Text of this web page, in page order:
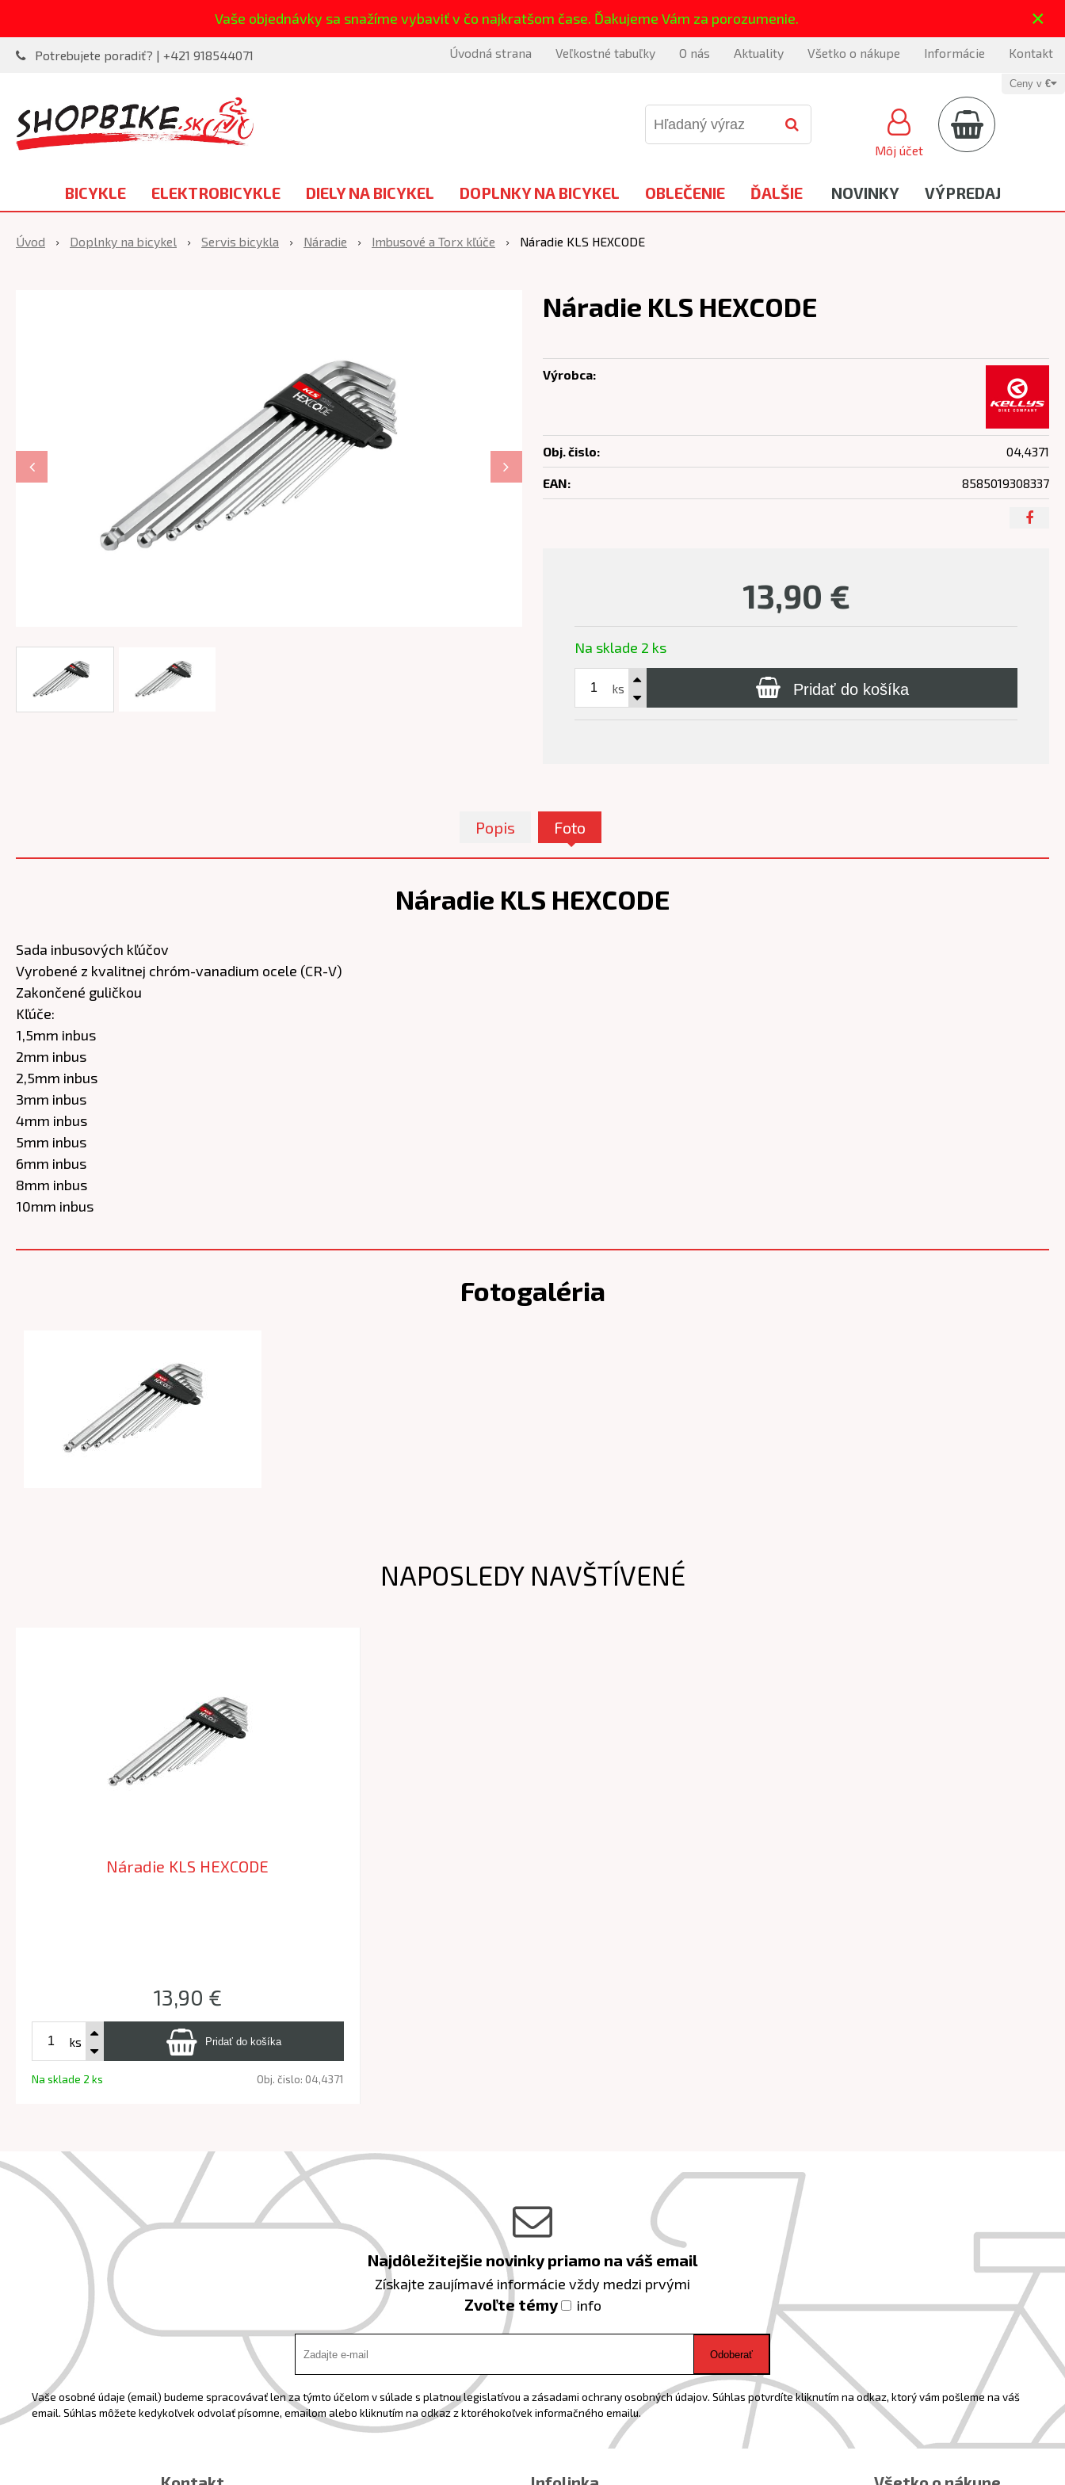
Vaše objednávky sa snažíme vybaviť v čo najkratšom čase. Ďakujeme Vám za porozumenie. ×
Potrebujete poradiť? | +421 918544071 Úvodná strana Veľkostné tabuľky O nás Aktuality Všetko o nákupe Informácie Kontakt
Môj účet
Ceny v €
BICYKLE ELEKTROBICYKLE DIELY NA BICYKEL DOPLNKY NA BICYKEL OBLEČENIE ĎALŠIE NOVINKY VÝPREDAJ
Úvod Doplnky na bicykel Servis bicykla Náradie Imbusové a Torx kľúče Náradie KLS HEXCODE
Náradie KLS HEXCODE
13,90 €
Na sklade 2 ks
ks Pridať do košíka
Výrobca:
Obj. čislo: 04,4371
EAN: 8585019308337
Popis Foto
Náradie KLS HEXCODE
Sada inbusových kľúčov
Vyrobené z kvalitnej chróm-vanadium ocele (CR-V)
Zakončené guličkou
Kľúče:
1,5mm inbus
2mm inbus
2,5mm inbus
3mm inbus
4mm inbus
5mm inbus
6mm inbus
8mm inbus
10mm inbus
Fotogaléria
NAPOSLEDY NAVŠTÍVENÉ
Náradie KLS HEXCODE
13,90 €
ks
Na sklade 2 ks Obj. čislo: 04,4371
Najdôležitejšie novinky priamo na váš email
Získajte zaujímavé informácie vždy medzi prvými
Zvoľte témy info
Odoberať
Vaše osobné údaje (email) budeme spracovávať len za týmto účelom v súlade s platnou legislatívou a zásadami ochrany osobných údajov. Súhlas potvrdíte kliknutím na odkaz, ktorý vám pošleme na váš
email. Súhlas môžete kedykoľvek odvolať písomne, emailom alebo kliknutím na odkaz z ktoréhokoľvek informačného emailu.